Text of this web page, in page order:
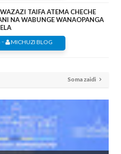
TAIFA ATEMA CHECHE
NA WABUNGE WANAOPANGA
- MICHUZI BLOG
Soma zaidi